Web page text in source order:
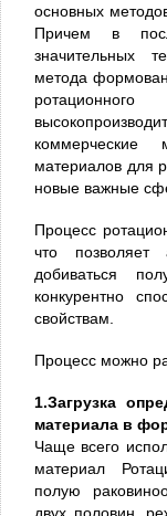
основных
Причем в
значительных
метода
материалов для
новые важные
Процесс
что позволяет
добиваться
конкурентно
свойствам.
Процесс можно
1.Загрузка
материала в
Чаще всего
материал
полую